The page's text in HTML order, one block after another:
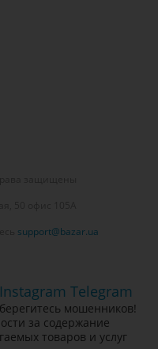
support@bazar.ua
Instagram Telegram
мошенников!
за содержание
товаров и услуг